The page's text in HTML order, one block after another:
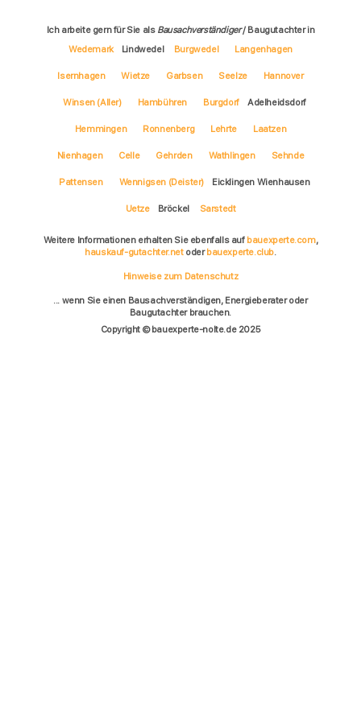
Ich arbeite gern für Sie als Bausachverständiger/ Baugutachter in
Wedemark
Lindwedel Burgwedel Langenhagen
Isernhagen Wietze Garbsen Seelze Hannover
Winsen (Aller) Hambühren Burgdorf Adelheidsdorf
Hemmingen Ronnenberg Lehrte Laatzen
Nienhagen Celle Gehrden Wathlingen Sehnde
Pattensen Wennigsen (Deister) Eicklingen Wienhausen
Uetze Bröckel Sarstedt
Weitere Informationen erhalten Sie ebenfalls auf bauexperte.com,
hauskauf-gutachter.netoderbauexperte.club.
Hinweise zum Datenschutz
... wenn Sie einen Bausachverständigen, Energieberater oder
Baugutachter brauchen.
Copyright © bauexperte-nolte.de 2025